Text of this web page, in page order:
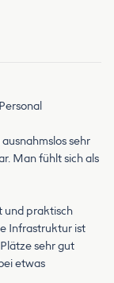
sehr
Man fühlt sich als
und praktisch
Infrastruktur ist
sehr gut
etwas